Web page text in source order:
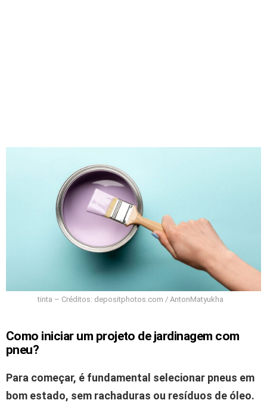
tinta – Créditos: depositphotos.com / AntonMatyukha
Como iniciar um projeto de jardinagem com
pneu?
Para começar, é fundamental selecionar pneus em
bom estado, sem rachaduras ou resíduos de óleo.